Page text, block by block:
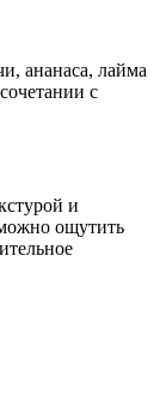
ананаса, лайма
с
и
ощутить